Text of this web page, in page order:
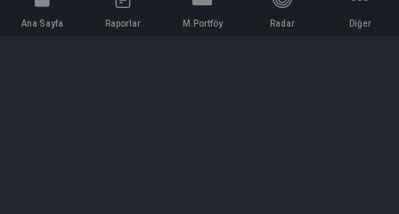
Ana Sayfa Raporlar M.Portföy Radar Diğer